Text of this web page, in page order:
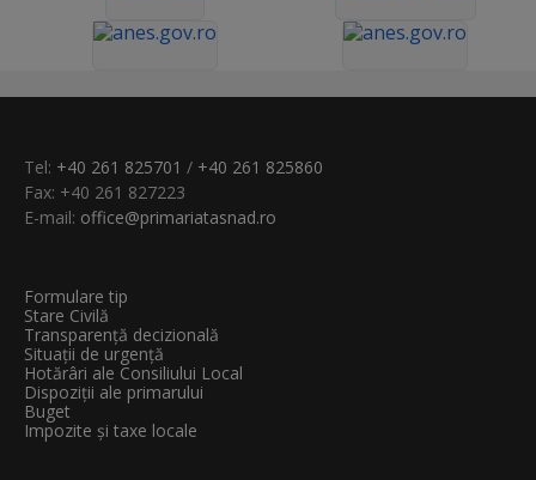
Tel: +40 261 825701 / +40 261 825860
Fax: +40 261 827223
E-mail: office@primariatasnad.ro
Formulare tip
Stare Civilă
Transparenţă decizională
Situații de urgență
Hotărâri ale Consiliului Local
Dispoziții ale primarului
Buget
Impozite și taxe locale